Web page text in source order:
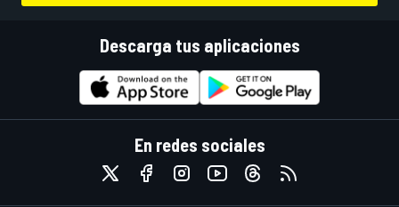
Descarga tus aplicaciones
En redes sociales